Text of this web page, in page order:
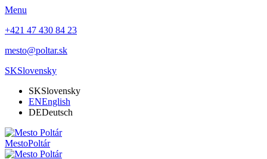
Menu
+421 47 430 84 23
mesto@poltar.sk
SKSlovensky
SKSlovensky
ENEnglish
DEDeutsch
MestoPoltár